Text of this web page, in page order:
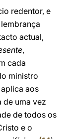
redentor, e
actual,
,
cada
ministro
aos
de uma vez
de todos os
e o